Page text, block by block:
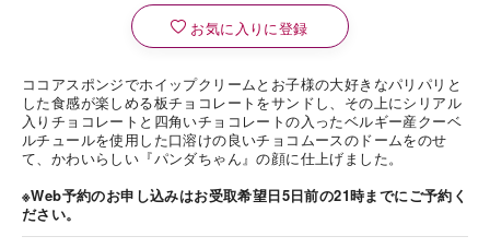
お気に入りに登録
ココアスポンジでホイップクリームとお子様の大好きなパリパリと
した食感が楽しめる板チョコレートをサンドし、その上にシリアル
入りチョコレートと四角いチョコレートの入ったベルギー産クーベ
ルチュールを使用した口溶けの良いチョコムースのドームをのせ
て、かわいらしい『パンダちゃん』の顔に仕上げました。
※Web予約のお申し込みはお受取希望日5日前の21時までにご予約く
ださい。